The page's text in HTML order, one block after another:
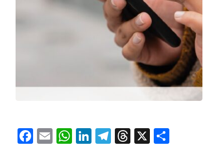
Facebook
EmailWhatsApp
LinkedIn
Telegram
Threads
X